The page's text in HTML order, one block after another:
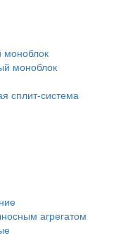
моноблок
моноблок
сплит-система
агрегатом